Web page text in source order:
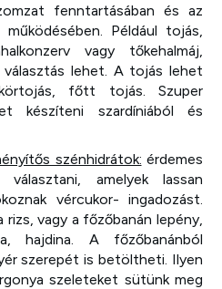
fenntartásában és az
Például tojás,
vagy tőkehalmáj,
választás lehet. A tojás lehet
főtt tojás. Szuper
készíteni szardíniából és
szénhidrátok: érdemes
választani, amelyek lassan
vércukor- ingadozást.
vagy a főzőbanán lepény,
hajdina. A főzőbanánból
szerepét is betöltheti. Ilyen
szeleteket sütünk meg